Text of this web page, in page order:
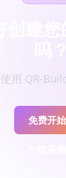
用 QR-
免费开始